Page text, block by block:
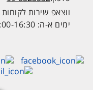
ווצאפ שירות לקוחות
ימים א-ה: 9:00-16:30